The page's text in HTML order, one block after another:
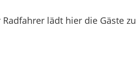
lädt hier die Gäste